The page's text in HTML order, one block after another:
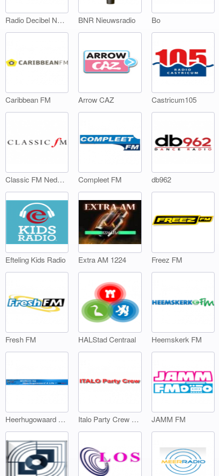
Radio Decibel Noord-Holland BNR Nieuwsradio Bo
Caribbean FM Arrow CAZ Castricum105
Classic FM Nederland Compleet FM db962
Efteling Kids Radio Extra AM 1224 Freez FM
Fresh FM HALStad Centraal Heemskerk FM
Heerhugowaard A Life Italo Party Crew FM JAMM FM